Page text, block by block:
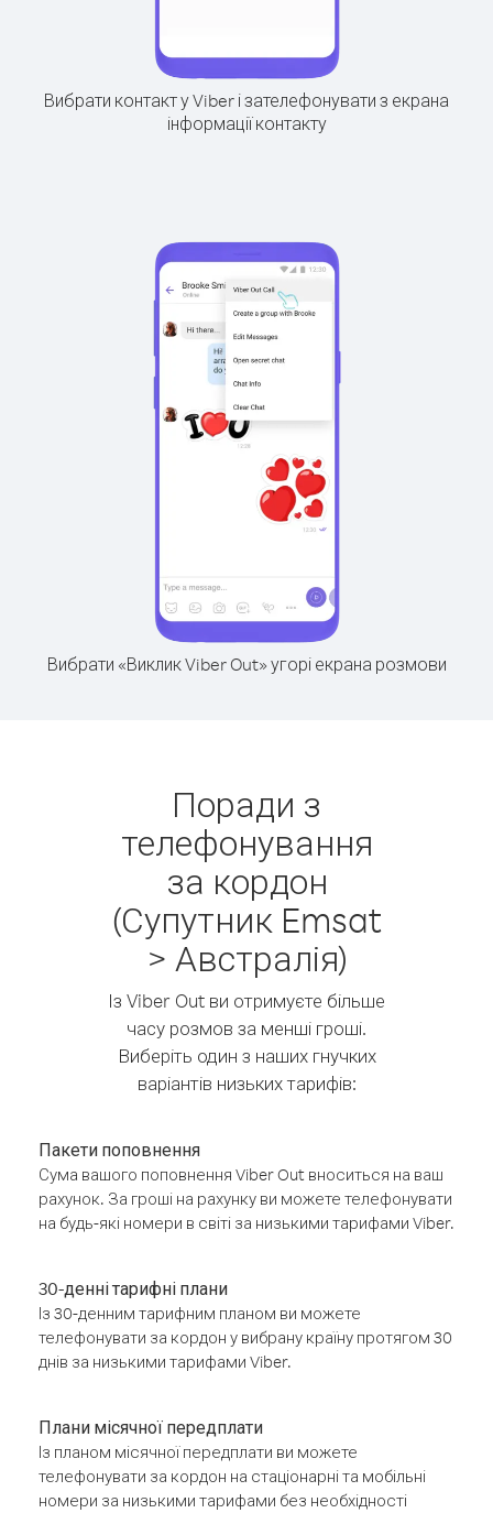
Вибрати контакт у Viber і зателефонувати з екрана
інформації контакту
Вибрати «Виклик Viber Out» угорі екрана розмови
Поради з
телефонування
за кордон
(Супутник Emsat
> Австралія)
Із Viber Out ви отримуєте більше
часу розмов за менші гроші.
Виберіть один з наших гнучких
варіантів низьких тарифів:
Пакети поповнення
Сума вашого поповнення Viber Out вноситься на ваш
рахунок. За гроші на рахунку ви можете телефонувати
на будь-які номери в світі за низькими тарифами Viber.
30-денні тарифні плани
Із 30-денним тарифним планом ви можете
телефонувати за кордон у вибрану країну протягом 30
днів за низькими тарифами Viber.
Плани місячної передплати
Із планом місячної передплати ви можете
телефонувати за кордон на стаціонарні та мобільні
номери за низькими тарифами без необхідності